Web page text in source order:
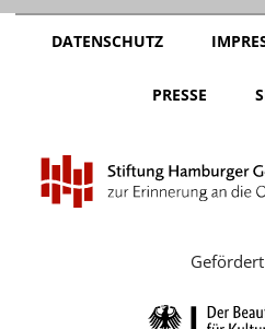
Italiano
Português
Yкраїнський
Русский
DATENSCHUTZ
PRESSE